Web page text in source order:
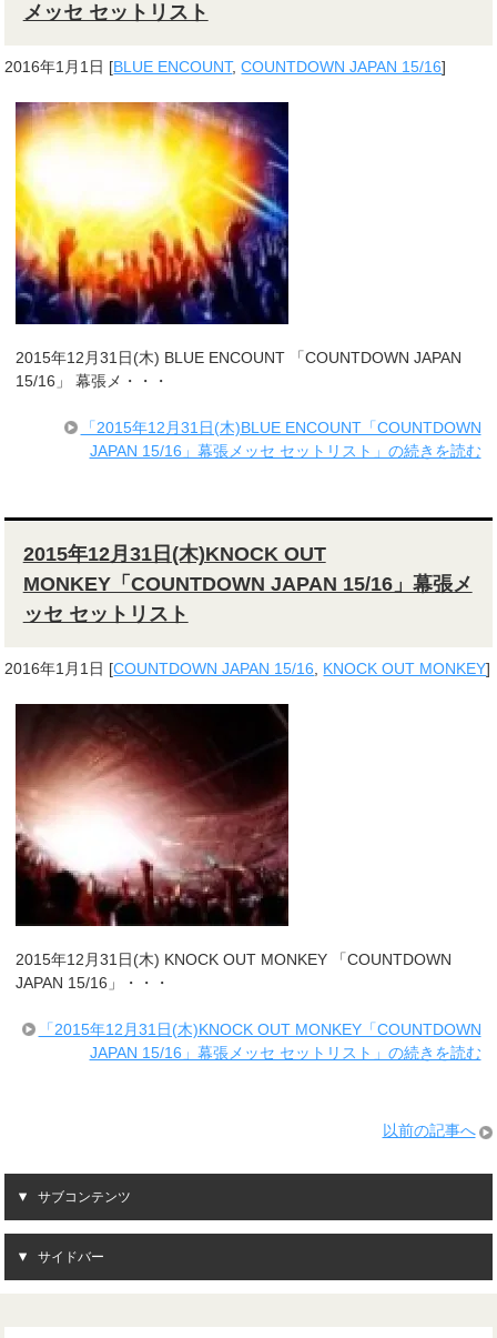
メッセ セットリスト
2016年1月1日 [BLUE ENCOUNT,COUNTDOWN JAPAN 15/16]
2015年12月31日(木) BLUE ENCOUNT 「COUNTDOWN JAPAN
15/16」 幕張メ・・・
「2015年12月31日(木)BLUE ENCOUNT「COUNTDOWN
JAPAN 15/16」幕張メッセ セットリスト」の続きを読む
2015年12月31日(木)KNOCK OUT
MONKEY「COUNTDOWN JAPAN 15/16」幕張メ
ッセ セットリスト
2016年1月1日 [COUNTDOWN JAPAN 15/16 KNOCK OUT MONKEY]
2015年12月31日(木) KNOCK OUT MONKEY 「COUNTDOWN
JAPAN 15/16」・・・
「2015年12月31日(木)KNOCK OUT MONKEY「COUNTDOWN
JAPAN 15/16」幕張メッセ セットリスト」の続きを読む
以前の記事へ
サブコンテンツ
サイドバー